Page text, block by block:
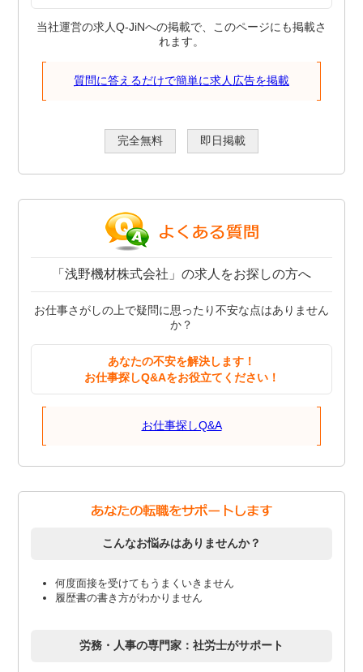
当社運営の求人Q-JiNへの掲載で、このページにも掲載さ
れます。
質問に答えるだけで簡単に求人広告を掲載
完全無料 即日掲載
「浅野機材株式会社」の求人をお探しの方へ
お仕事さがしの上で疑問に思ったり不安な点はありません
か？
あなたの不安を解決します！
お仕事探しQ&Aをお役立てください！
お仕事探しQ&A
こんなお悩みはありませんか？
何度面接を受けてもうまくいきません
履歴書の書き方がわかりません
労務・人事の専門家：社労士がサポート